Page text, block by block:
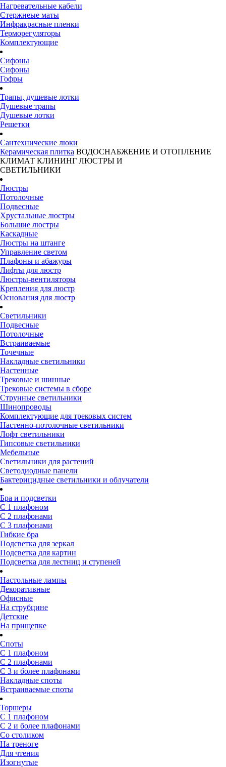
Нагревательные кабели
Стержнеые маты
Инфракрасные пленки
Терморегуляторы
Комплектующие
Сифоны
Сифоны
Гофры
Трапы, душевые лотки
Душевые трапы
Душевые лотки
Решетки
Сантехнические люки
Керамическая плитка ВОДОСНАБЖЕНИЕ И ОТОПЛЕНИЕ
КЛИМАТ КЛИНИНГ ЛЮСТРЫ И
СВЕТИЛЬНИКИ
Люстры
Потолочные
Подвесные
Хрустальные люстры
Большие люстры
Каскадные
Люстры на штанге
Управление светом
Плафоны и абажуры
Лифты для люстр
Люстры-вентиляторы
Крепления для люстр
Основания для люстр
Светильники
Подвесные
Потолочные
Встраиваемые
Точечные
Накладные светильники
Настенные
Трековые и шинные
Трековые системы в сборе
Струнные светильники
Шинопроводы
Комплектующие для трековых систем
Настенно-потолочные светильники
Лофт светильники
Гипсовые светильники
Мебельные
Светильники для растений
Светодиодные панели
Бактерицидные светильники и облучатели
Бра и подсветки
С 1 плафоном
С 2 плафонами
С 3 плафонами
Гибкие бра
Подсветка для зеркал
Подсветка для картин
Подсветка для лестниц и ступеней
Настольные лампы
Декоративные
Офисные
На струбцине
Детские
На прищепке
Споты
С 1 плафоном
С 2 плафонами
С 3 и более плафонами
Накладные споты
Встраиваемые споты
Торшеры
С 1 плафоном
С 2 и более плафонами
Со столиком
На треноге
Для чтения
Изогнутые